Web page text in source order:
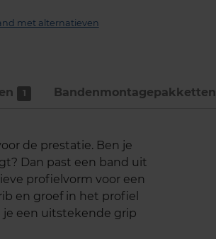
met alternatieven
1 Bandenmontage­pakketten
de prestatie. Ben je
Dan past een band uit
profielvorm voor een
en groef in het profiel
je een uitstekende grip